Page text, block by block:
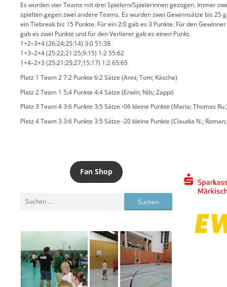
Es wurden vier Teams mit drei Spielern/Spielerinnen gezogen. Immer
spielten gegen zwei andere Teams. Es wurden zwei Gewinnsätze bis 25
ein Tiebreak bis 15 Punkte. Für ein 2:0 gab es 3 Punkte. Für den
gab es zwei Punkte und für den Verlierer gab es einen Punkt.
1+2–3+4 (26:24;25:14) 3:0 51:38
1+3–2+4 (25:22;21:25;9:15) 1:2 55:62
1+4–2+3 (25:21;25:27;15:17) 1:2 65:65
Platz 1 Team 2 7:2 Punkte 6:2 Sätze (Anni; Tom; Käsche)
Platz 2 Team 1 5:4 Punkte 4:4 Sätze (Erwin; Nils; Zappi)
Platz 3 Team 4 3:6 Punkte 3:5 Sätze -06 kleine Punkte (Maria; Thomas
Platz 4 Team 3 3:6 Punkte 3:5 Sätze -20 kleine Punkte (Claudia N.; Roman;
Fan Shop
Suchen